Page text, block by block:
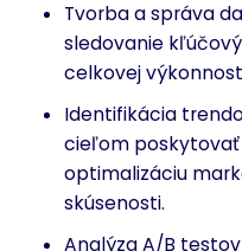
Tvorba a správa
sledovanie
celkovej
Identifikácia
cieľom
optimalizáciu
skúsenosti.
Analýza A/B